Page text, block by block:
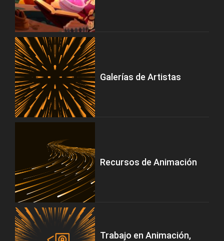
Galerías de Artistas
Recursos de Animación
Trabajo en Animación,